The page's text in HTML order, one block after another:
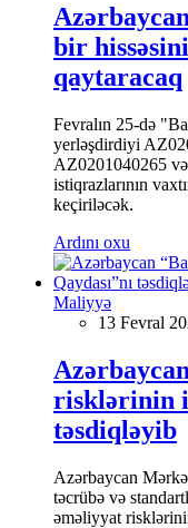
bir
qaytaracaq
Fevralın 25-də
yerləşdirdiyi
AZ0201040265
istiqrazlarının
keçiriləcək.
Ardını oxu
Maliyyə
13 Fevral
risklərinin
təsdiqləyib
Azərbaycan
təcrübə və
əməliyyat